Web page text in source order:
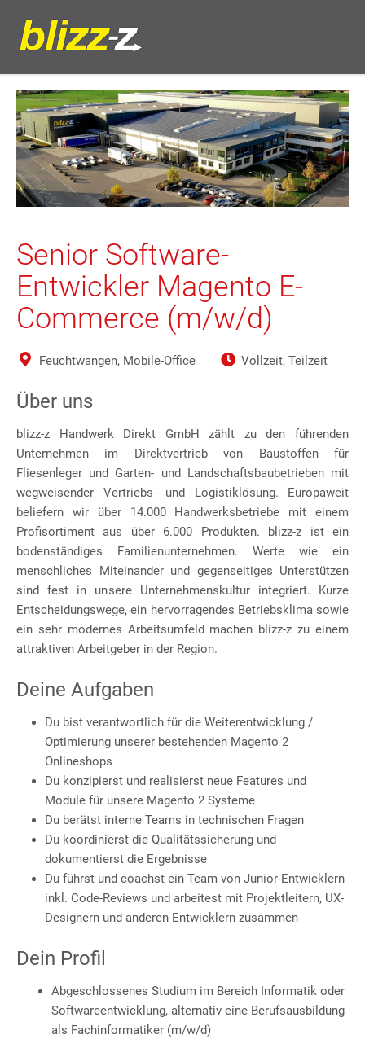
Senior Software-
Entwickler Magento E-
Commerce (m/w/d)
Feuchtwangen, Mobile-Office Vollzeit, Teilzeit
Über uns
blizz-z Handwerk Direkt GmbH zählt zu den führenden
Unternehmen im Direktvertrieb von Baustoffen für
Fliesenleger und Garten- und Landschaftsbaubetrieben mit
wegweisender Vertriebs- und Logistiklösung. Europaweit
beliefern wir über 14.000 Handwerksbetriebe mit einem
Profisortiment aus über 6.000 Produkten. blizz-z ist ein
bodenständiges Familienunternehmen. Werte wie ein
menschliches Miteinander und gegenseitiges Unterstützen
sind fest in unsere Unternehmenskultur integriert. Kurze
Entscheidungswege, ein hervorragendes Betriebsklima sowie
ein sehr modernes Arbeitsumfeld machen blizz-z zu einem
attraktiven Arbeitgeber in der Region.
Deine Aufgaben
Du bist verantwortlich für die Weiterentwicklung /
Optimierung unserer bestehenden Magento 2
Onlineshops
Du konzipierst und realisierst neue Features und
Module für unsere Magento 2 Systeme
Du berätst interne Teams in technischen Fragen
Du koordinierst die Qualitätssicherung und
dokumentierst die Ergebnisse
Du führst und coachst ein Team von Junior-Entwicklern
inkl. Code-Reviews und arbeitest mit Projektleitern, UX-
Designern und anderen Entwicklern zusammen
Dein Profil
Abgeschlossenes Studium im Bereich Informatik oder
Softwareentwicklung, alternativ eine Berufsausbildung
als Fachinformatiker (m/w/d)